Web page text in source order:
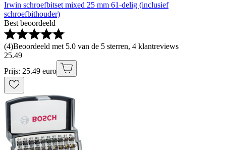
Irwin schroefbitset mixed 25 mm 61-delig (inclusief
schroefbithouder)
Best beoordeeld
(4)Beoordeeld met 5.0 van de 5 sterren, 4 klantreviews
25.49
Prijs: 25.49 euro